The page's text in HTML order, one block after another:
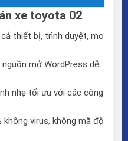
xe toyota 02
thiết bị, trình duyệt, mo
mở WordPress dễ
nhẹ tối ưu với các công
virus, không mã độ